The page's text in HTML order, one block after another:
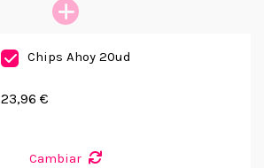
Chips Ahoy 20ud
23,96 €
Cambiar